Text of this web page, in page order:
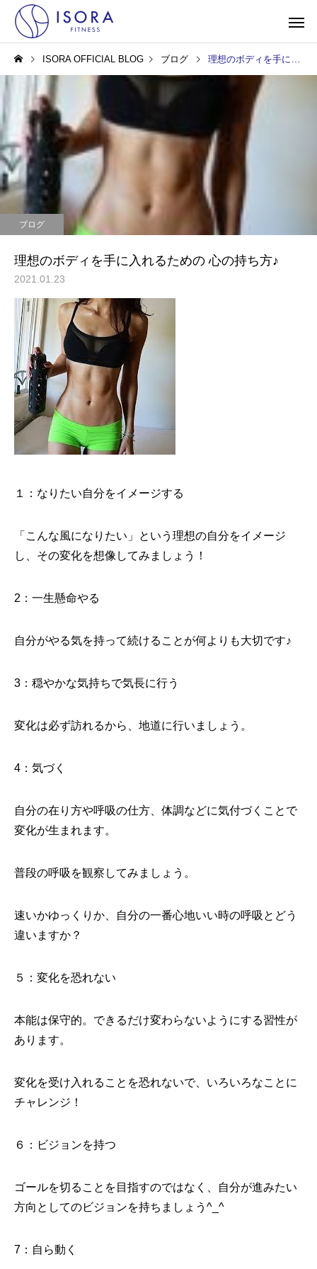
ISORA OFFICIAL BLOG ブログ 理想のボディを手に入れるための 心の持ち方♪
ブログ
理想のボディを手に入れるための 心の持ち方♪
2021.01.23
１：なりたい自分をイメージする
「こんな風になりたい」という理想の自分をイメージ
し、その変化を想像してみましょう！
2：一生懸命やる
自分がやる気を持って続けることが何よりも大切です♪
3：穏やかな気持ちで気長に行う
変化は必ず訪れるから、地道に行いましょう。
4：気づく
自分の在り方や呼吸の仕方、体調などに気付づくことで
変化が生まれます。
普段の呼吸を観察してみましょう。
速いかゆっくりか、自分の一番心地いい時の呼吸とどう
違いますか？
５：変化を恐れない
本能は保守的。できるだけ変わらないようにする習性が
あります。
変化を受け入れることを恐れないで、いろいろなことに
チャレンジ！
６：ビジョンを持つ
ゴールを切ることを目指すのではなく、自分が進みたい
方向としてのビジョンを持ちましょう^_^
7：自ら動く